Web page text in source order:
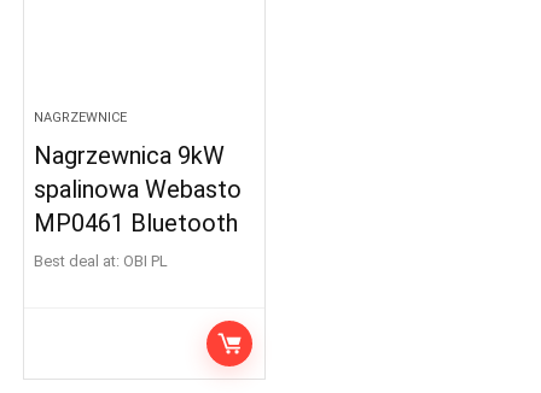
NAGRZEWNICE
Nagrzewnica 9kW
spalinowa Webasto
MP0461 Bluetooth
Best deal at: OBI PL